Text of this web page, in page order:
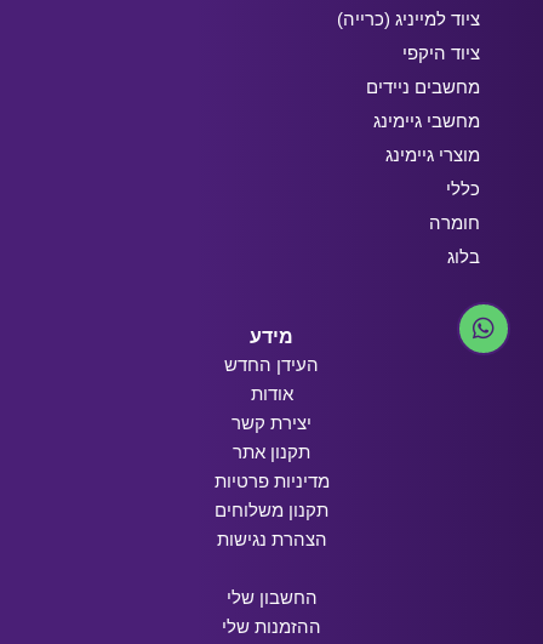
ציוד למייניג (כרייה)
ציוד היקפי
מחשבים ניידים
מחשבי גיימינג
מוצרי גיימינג
כללי
חומרה
בלוג
מידע
העידן החדש
אודות
יצירת קשר
תקנון אתר
מדיניות פרטיות
תקנון משלוחים
הצהרת נגישות
החשבון שלי
ההזמנות שלי